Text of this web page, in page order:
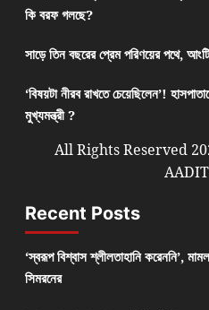
কি বরফ গলছে?
সাড়ে তিন বছরের প্রেম পরিণয়ের পথে,
‘বিষয়টা নীরব রাখতে চেয়েছিলেন’!
মুখ্যমন্ত্রী ?
All Rights Reserved
Recent Posts
‘স্বরূপ বিশ্বাস শ্লীলতাহানি করেননি’,
সিমরনের